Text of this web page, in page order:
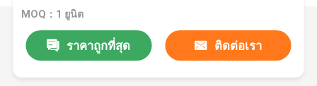
MOQ：1 ยูนิต
ราคาถูกที่สุด ติดต่อเรา